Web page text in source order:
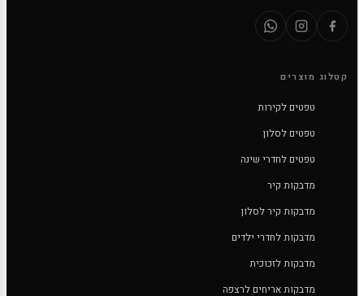
קטלוג מוצרים
טפטים לקירות
טפטים לסלון
טפטים לחדרי שינה
מדבקות קיר
מדבקות קיר לסלון
מדבקות לחדרי ילדים
מדבקות לזכוכית
מדבקות אריחים לרצפה